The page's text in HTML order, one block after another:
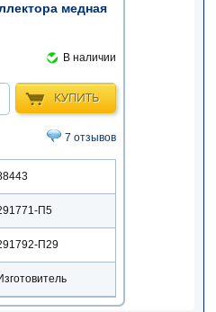
медная
В наличии
КУПИТЬ
7 отзывов
П5
П29